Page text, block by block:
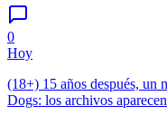
0
Hoy
(18+) 15 años después, un
Dogs: los archivos